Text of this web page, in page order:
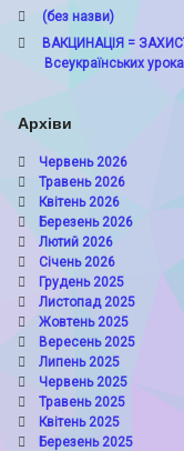
(без назви)
ВАКЦИНАЦІЯ =
Всеукраїнських
Архіви
Червень 2026
Травень 2026
Квітень 2026
Березень 2026
Лютий 2026
Січень 2026
Грудень 2025
Листопад 2025
Жовтень 2025
Вересень 2025
Липень 2025
Червень 2025
Травень 2025
Квітень 2025
Березень 2025